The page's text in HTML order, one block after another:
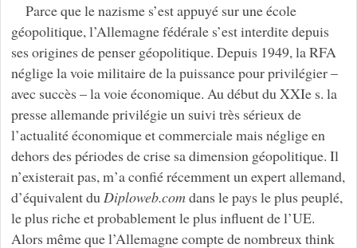
Parce que le nazisme s’est appuyé sur une école
géopolitique, l’Allemagne fédérale s’est interdite depuis
ses origines de penser géopolitique. Depuis 1949, la RFA
néglige la voie militaire de la puissance pour privilégier –
avec succès – la voie économique. Au début du XXIe s. la
presse allemande privilégie un suivi très sérieux de
l’actualité économique et commerciale mais néglige en
dehors des périodes de crise sa dimension géopolitique. Il
n’existerait pas, m’a confié récemment un expert allemand,
d’équivalent duDiploweb.comdans le pays le plus peuplé,
le plus riche et probablement le plus influent de l’UE.
Alors même que l’Allemagne compte de nombreux think